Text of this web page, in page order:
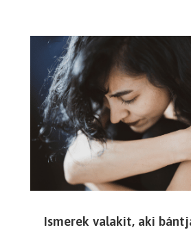
Ismerek valakit, aki